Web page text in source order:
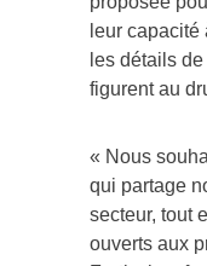
leur capacité
les détails
figurent au
qui partage
secteur, tout
ouverts aux
Fortissimo